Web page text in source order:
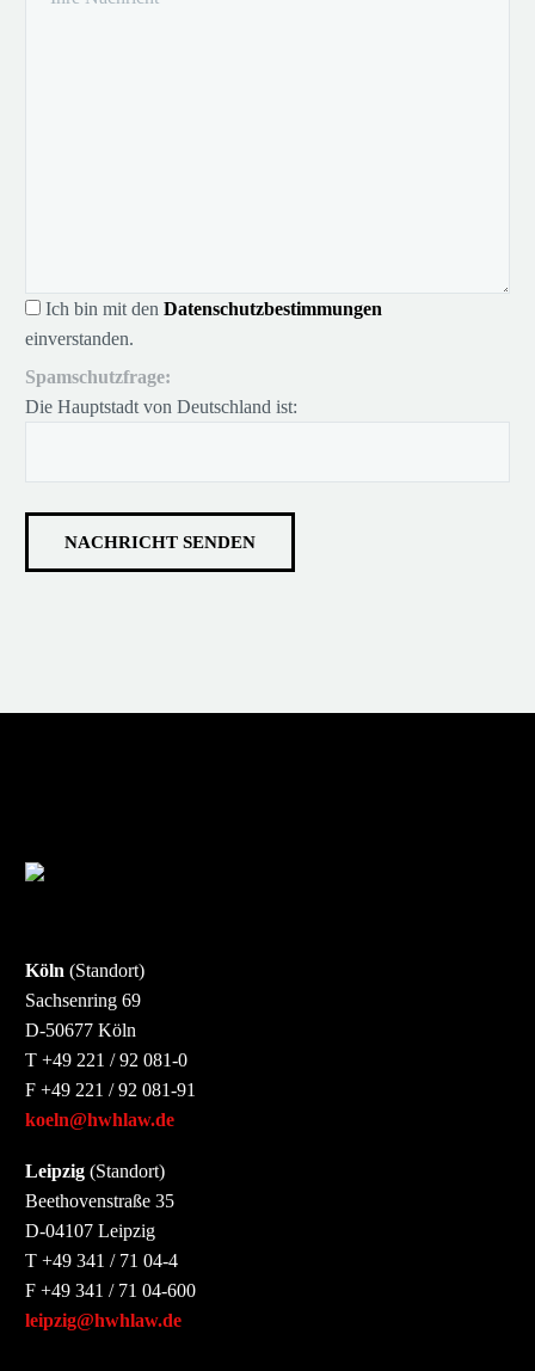
Ich bin mit den Datenschutzbestimmungen
einverstanden.
Spamschutzfrage:
Die Hauptstadt von Deutschland ist:
Köln (Standort)
Sachsenring 69
D-50677 Köln
T +49 221 / 92 081-0
F +49 221 / 92 081-91
koeln@hwhlaw.de
Leipzig (Standort)
Beethovenstraße 35
D-04107 Leipzig
T +49 341 / 71 04-4
F +49 341 / 71 04-600
leipzig@hwhlaw.de